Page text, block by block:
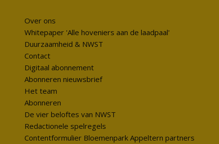
Over ons
Whitepaper 'Alle hoveniers aan de laadpaal'
Duurzaamheid & NWST
Contact
Digitaal abonnement
Abonneren nieuwsbrief
Het team
Abonneren
De vier beloftes van NWST
Redactionele spelregels
Contentformulier Bloemenpark Appeltern partners